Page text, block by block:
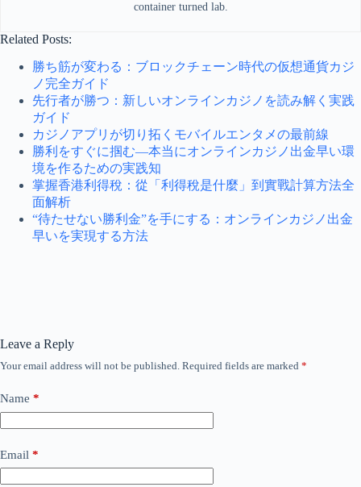
container turned lab.
Related Posts:
勝ち筋が変わる：ブロックチェーン時代の仮想通貨カジ
ノ完全ガイド
先行者が勝つ：新しいオンラインカジノを読み解く実践
ガイド
カジノアプリが切り拓くモバイルエンタメの最前線
勝利をすぐに掴む—本当にオンラインカジノ出金早い環
境を作るための実践知
掌握香港利得稅：從「利得稅是什麼」到實戰計算方法全
面解析
“待たせない勝利金”を手にする：オンラインカジノ出金
早いを実現する方法
Leave a Reply
Your email address will not be published. Required fields are marked *
Name *
Email *